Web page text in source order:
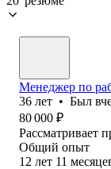
Менеджер по
36 лет • Был
80 000 ₽
Рассматривает
Общий опыт
12 лет 11